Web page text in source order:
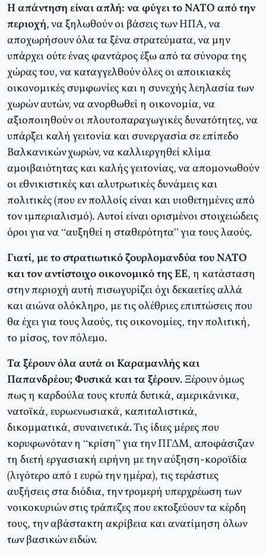
Η απάντηση είναι απλή: να φύγει το ΝΑΤΟ από την
περιοχή, να ξηλωθούν οι βάσεις των ΗΠΑ, να
αποχωρήσουν όλα τα ξένα στρατεύματα, να μην
υπάρχει ούτε ένας φαντάρος έξω από τα σύνορα της
χώρας του, να καταγγελθούν όλες οι αποικιακές
οικονομικές συμφωνίες και η συνεχής λεηλασία των
χωρών αυτών, να ανορθωθεί η οικονομία, να
αξιοποιηθούν οι πλουτοπαραγωγικές δυνατότητες, να
υπάρξει καλή γειτονία και συνεργασία σε επίπεδο
Βαλκανικών χωρών, να καλλιεργηθεί κλίμα
αμοιβαιότητας και καλής γειτονίας, να απομονωθούν
οι εθνικιστικές και αλυτρωτικές δυνάμεις και
πολιτικές (που εν πολλοίς είναι και υιοθετημένες από
τον ιμπεριαλισμό). Αυτοί είναι ορισμένοι στοιχειώδεις
όροι για να “αυξηθεί η σταθερότητα” για τους λαούς.
Γιατί, με το στρατιωτικό ζουρλομανδύα του ΝΑΤΟ
και τον αντίστοιχο οικονομικό της ΕΕ, η κατάσταση
στην περιοχή αυτή πισωγυρίζει όχι δεκαετίες αλλά
και αιώνα ολόκληρο, με τις ολέθριες επιπτώσεις που
θα έχει για τους λαούς, τις οικονομίες, την πολιτική,
το μίσος, τον πόλεμο.
Τα ξέρουν όλα αυτά οι Καραμανλής και
Παπανδρέου; Φυσικά και τα ξέρουν. Ξέρουν όμως
πως η καρδούλα τους κτυπά δυτικά, αμερικάνικα,
νατοϊκά, ευρωενωσιακά, καπιταλιστικά,
δικομματικά, συναινετικά. Τις ίδιες μέρες που
κορυφωνόταν η “κρίση” για την ΠΓΔΜ, αποφάσιζαν
τη διετή εργασιακή ειρήνη με την αύξηση-κοροϊδία
(λιγότερο από 1 ευρώ την ημέρα), τις τεράστιες
αυξήσεις στα διόδια, την τρομερή υπερχρέωση των
νοικοκυριών στις τράπεζες που εκτοξεύουν τα κέρδη
τους, την αβάστακτη ακρίβεια και ανατίμηση όλων
των βασικών ειδών.